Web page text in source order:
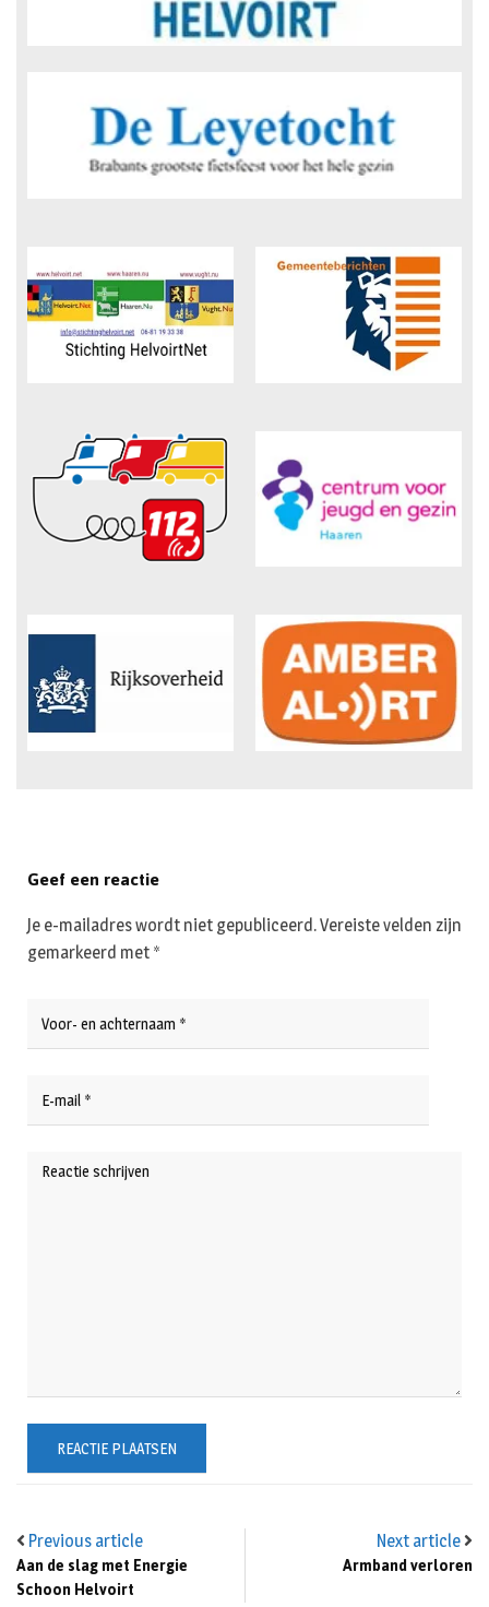
Previous article
Aan de slag met Energie
Schoon Helvoirt
Next article
Armband verloren
Geef een reactie
Je e-mailadres wordt niet gepubliceerd.Vereiste velden zijn
gemarkeerd met *